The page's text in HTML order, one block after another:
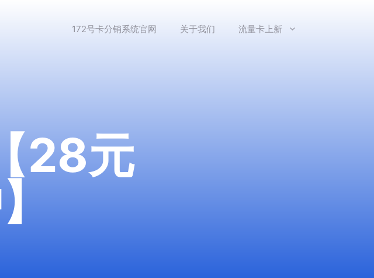
172号卡分销系统官网 关于我们 流量卡上新
28元